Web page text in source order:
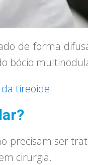
de forma
bócio
tireoide.
precisam ser
cirurgia.